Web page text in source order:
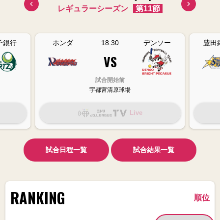
レギュラーシーズン 第11節
銀行 ホンダ 18:30 デンソー
VS
試合開始前
宇都宮清原球場
Live
豊田
試合日程一覧 試合結果一覧
RANKING 順位